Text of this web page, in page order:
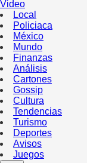
Video
Local
Policiaca
México
Mundo
Finanzas
Análisis
Cartones
Gossip
Cultura
Tendencias
Turismo
Deportes
Avisos
Juegos